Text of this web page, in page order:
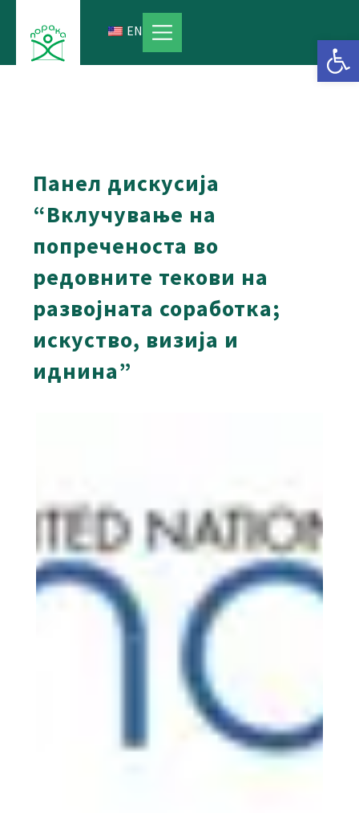
content
EN
Панел дискусија
“Вклучување на
попреченоста во
редовните текови на
развојната соработка;
искуство, визија и
иднина”